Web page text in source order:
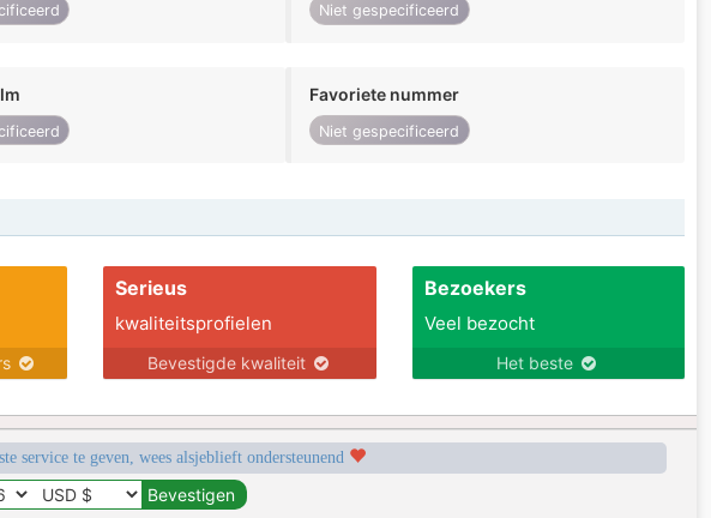
Niet gespecificeerd
Favoriete nummer
Niet gespecificeerd
Serieus
kwaliteitsprofielen
Bevestigde kwaliteit
Bezoekers
Veel bezocht
Het beste
service te geven, wees alsjeblieft ondersteunend